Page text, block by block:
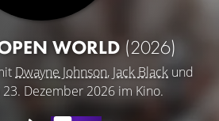
WORLD (2026)
Dwayne Johnson, Jack Black und
Dezember 2026 im Kino.